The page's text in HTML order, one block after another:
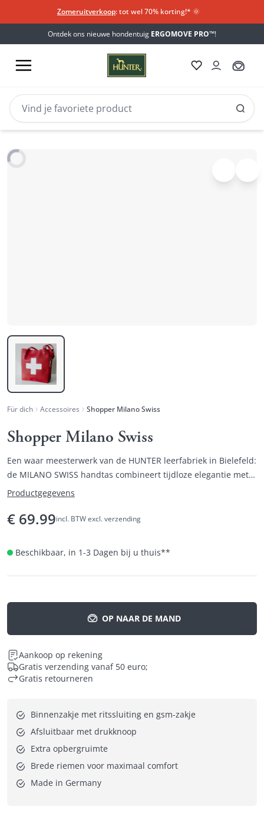
Zomeruitverkoop: tot wel 70% korting!*​ 🌞
Ontdek ons nieuwe hondentuig ERGOMOVE PRO™!
Für dich Accessoires Shopper Milano Swiss
Shopper Milano Swiss
Een waar meesterwerk van de HUNTER leerfabriek in Bielefeld:
de MILANO SWISS handtas combineert tijdloze elegantie met
geraffineerde functionaliteit.
Productgegevens
€ 69.99incl. BTW excl. verzending
Beschikbaar, in 1-3 Dagen bij u thuis**
OP NAAR DE MAND
Aankoop op rekening
Gratis verzending vanaf 50 euro;
Gratis retourneren
Binnenzakje met ritssluiting en gsm-zakje
Afsluitbaar met drukknoop
Extra opbergruimte
Brede riemen voor maximaal comfort
Made in Germany